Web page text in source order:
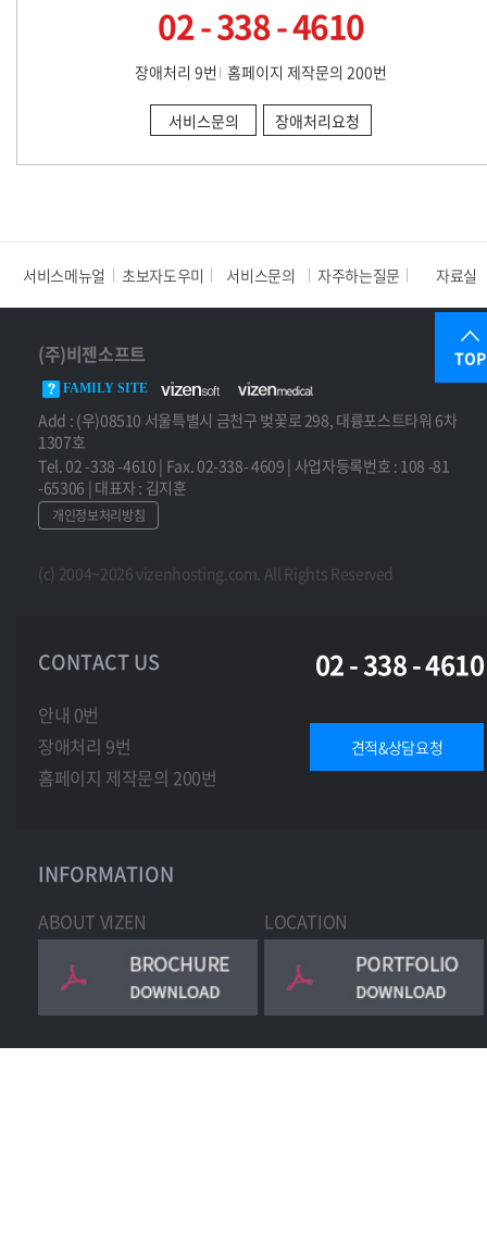
02 - 338 - 4610
장애처리 9번 홈페이지 제작문의 200번
서비스문의 장애처리요청
서비스메뉴얼 초보자도우미 서비스문의 자주하는질문 자료실
TOP
(주)비젠소프트
FAMILY SITE
Add : (우)08510 서울특별시 금천구 벚꽃로 298, 대륭포스트타워 6차
1307호
Tel. 02 -338 -4610 | Fax. 02-338- 4609 | 사업자등록번호 : 108 -81
-65306 | 대표자 : 김지훈
개인정보처리방침
(c) 2004~2026 vizenhosting.com. All Rights Reserved
CONTACT US 02 - 338 - 4610
안내 0번
장애처리 9번
홈페이지 제작문의 200번
견적&상담요청
INFORMATION
ABOUT VIZEN LOCATION